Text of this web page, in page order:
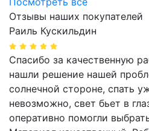
Отзывы наших покупателей
Раиль Кускильдин
Спасибо за качественную
нашли решение нашей
солнечной стороне, спать
невозможно, свет бьет в
оперативно помогли